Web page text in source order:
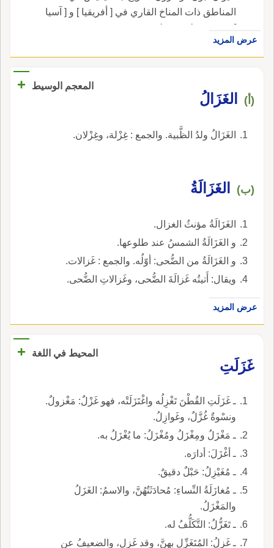
المناطق ذات المناخ القاري في [ أفريقيا ] و [ آسيا
]، جمع : غزلان وغزلة.
عرض المزيد
المعجم الوسيط +
(أ) الغَزَالُ
الغَزَالُ ولدُ الظَّبية. والجمع : غِزْلة، وغِزْلان.
(ب) الغَزَالَةُ
الغَزَالَةُ مؤنثُ الغزال.
و الغَزَالَةُ الشمسُ عند طلوعها.
و الغَزَالَةُ من الضُّحى: أوّلُه. والجمع : غَزالات.
ويقال: أَتيتُه غَزالَةَ الضُّحى، وغَزالاتِ الضُّحى.
عرض المزيد
المحيط في اللغة
+
غَزَلَتِ
ـ غَزَلَتِ القُطْنَ تَغْزِلُه واغْتَزَلَتْه، فهو غَزْلٌ: مَغْزولٌ.
ونسْوةٌ غُزَّلٌ، وغَوازِلُ.
ـ مَغْزَلُ ومِغْزَلُ ومُغْزَلُ: ما يُغْزَلُ به.
ـ أغْزَلَ: أدارَه.
ـ مُغَيْزِلُ: حَبْلٌ دقيقٌ.
ـ مُغازَلَةُ النِّساءِ: مُحادَثَتُهُنَّ، والاسمُ: الغَزَلُ
والمَغْزَلُ.
ـ تَغَزُّلُ: التَّكَلُّفُ له.
ـ غَزِلُ: المُتَغَزِّل بهنَّ، وقد غَزِل، والضعيفُ عن